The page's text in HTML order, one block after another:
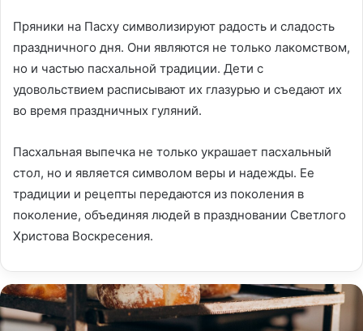
Пряники на Пасху символизируют радость и сладость
праздничного дня. Они являются не только лакомством,
но и частью пасхальной традиции. Дети с
удовольствием расписывают их глазурью и съедают их
во время праздничных гуляний.
Пасхальная выпечка не только украшает пасхальный
стол, но и является символом веры и надежды. Ее
традиции и рецепты передаются из поколения в
поколение, объединяя людей в праздновании Светлого
Христова Воскресения.